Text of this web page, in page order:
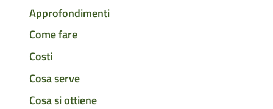
Approfondimenti
Come fare
Costi
Cosa serve
Cosa si ottiene